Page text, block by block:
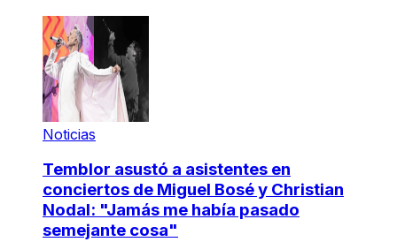
Noticias
Temblor asustó a asistentes en
conciertos de Miguel Bosé y Christian
Nodal: "Jamás me había pasado
semejante cosa"